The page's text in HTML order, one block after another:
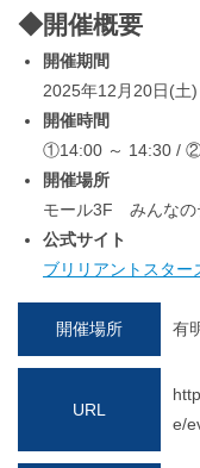
◆開催概要
開催期間
2025年12月20日(土)
開催時間
①14:00 ～ 14:30 /
開催場所
モール3F みんなの
公式サイト
ブリリアントスター
開催場所 有
URL
e/